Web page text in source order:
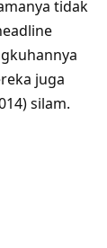
tidak
juga
silam.